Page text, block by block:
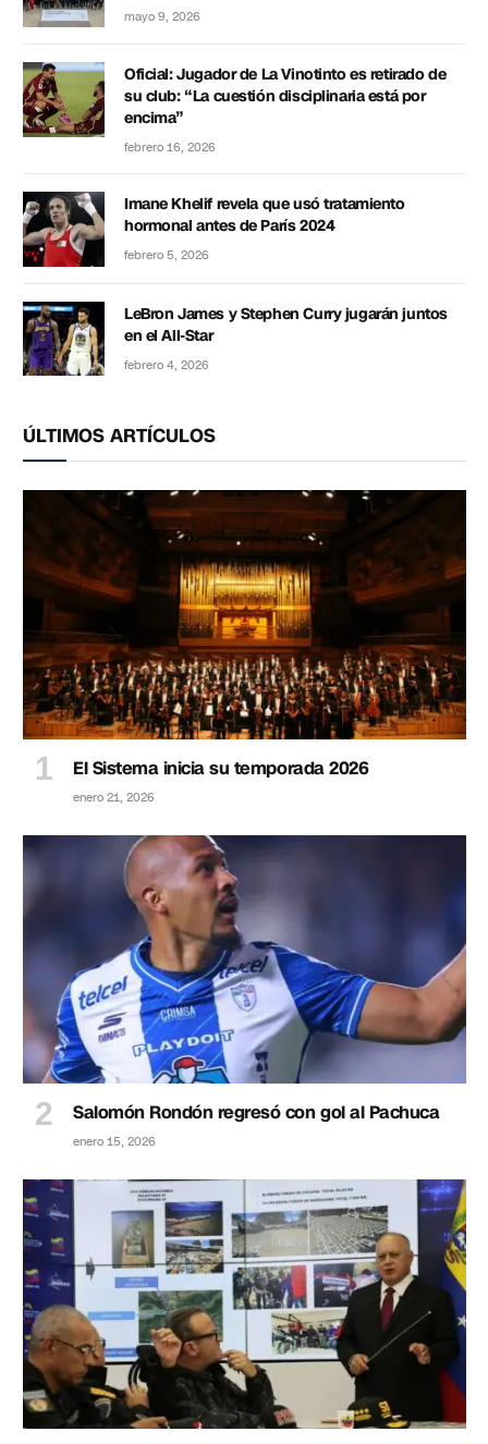
mayo 9, 2026
Oficial: Jugador de La Vinotinto es retirado de
su club: “La cuestión disciplinaria está por
encima”
febrero 16, 2026
Imane Khelif revela que usó tratamiento
hormonal antes de París 2024
febrero 5, 2026
LeBron James y Stephen Curry jugarán juntos
en el All-Star
febrero 4, 2026
ÚLTIMOS ARTÍCULOS
El Sistema inicia su temporada 2026
enero 21, 2026
Salomón Rondón regresó con gol al Pachuca
enero 15, 2026